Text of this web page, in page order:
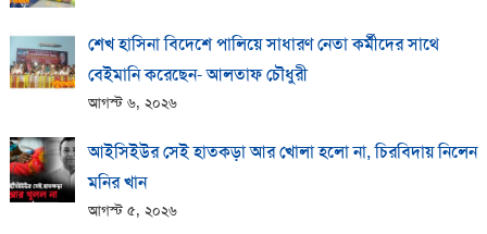
শেখ হাসিনা বিদেশে পালিয়ে সাধারণ নেতা কর্মীদের সাথে
বেইমানি করেছেন- আলতাফ চৌধুরী
আগস্ট ৬, ২০২৬
আইসিইউর সেই হাতকড়া আর খোলা হলো না, চিরবিদায় নিলেন
মনির খান
আগস্ট ৫, ২০২৬